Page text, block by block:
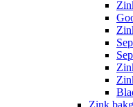
Zink